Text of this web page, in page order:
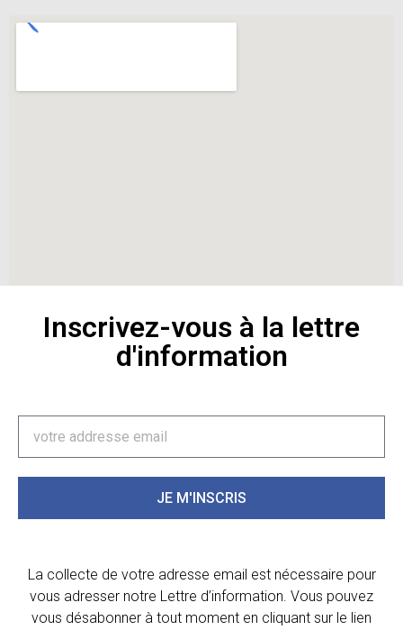
Inscrivez-vous à la lettre
d'information
JE M'INSCRIS
La collecte de votre adresse email est nécessaire pour
vous adresser notre Lettre d’information. Vous pouvez
vous désabonner à tout moment en cliquant sur le lien